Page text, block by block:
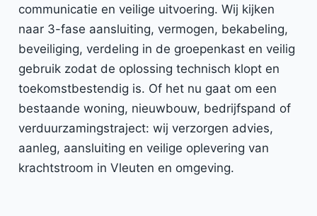
communicatie en veilige uitvoering. Wij kijken
naar 3-fase aansluiting, vermogen, bekabeling,
beveiliging, verdeling in de groepenkast en veilig
gebruik zodat de oplossing technisch klopt en
toekomstbestendig is. Of het nu gaat om een
bestaande woning, nieuwbouw, bedrijfspand of
verduurzamingstraject: wij verzorgen advies,
aanleg, aansluiting en veilige oplevering van
krachtstroom in Vleuten en omgeving.